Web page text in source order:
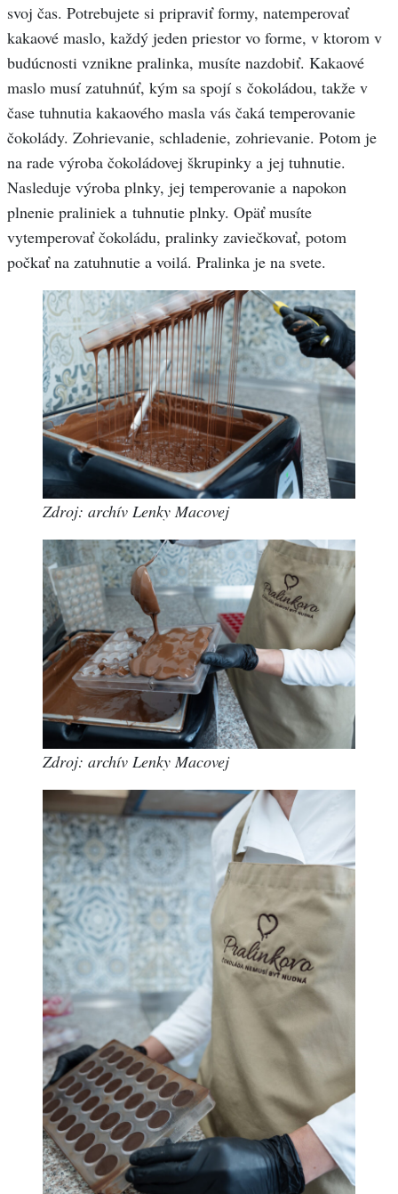
svoj čas. Potrebujete si pripraviť formy, natemperovať
kakaové maslo, každý jeden priestor vo forme, v ktorom v
budúcnosti vznikne pralinka, musíte nazdobiť. Kakaové
maslo musí zatuhnúť, kým sa spojí s čokoládou, takže v
čase tuhnutia kakaového masla vás čaká temperovanie
čokolády. Zohrievanie, schladenie, zohrievanie. Potom je
na rade výroba čokoládovej škrupinky a jej tuhnutie.
Nasleduje výroba plnky, jej temperovanie a napokon
plnenie praliniek a tuhnutie plnky. Opäť musíte
vytemperovať čokoládu, pralinky zaviečkovať, potom
počkať na zatuhnutie a voilá. Pralinka je na svete.
Zdroj: archív Lenky Macovej
Zdroj: archív Lenky Macovej